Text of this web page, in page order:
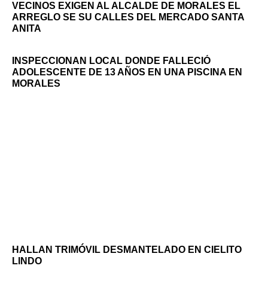
VECINOS EXIGEN AL ALCALDE DE MORALES EL
ARREGLO SE SU CALLES DEL MERCADO SANTA
ANITA
INSPECCIONAN LOCAL DONDE FALLECIÓ
ADOLESCENTE DE 13 AÑOS EN UNA PISCINA EN
MORALES
HALLAN TRIMÓVIL DESMANTELADO EN CIELITO
LINDO